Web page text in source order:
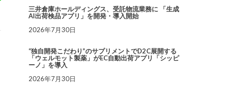
三井倉庫ホールディングス、受託物流業務に 「生成
AI出荷検品アプリ」を開発・導入開始
2026年7月30日
“独自開発こだわり”のサプリメントでD2C展開する
「ウェルモット製薬」がEC自動出荷アプリ「シッピ
ーノ」を導入
2026年7月30日